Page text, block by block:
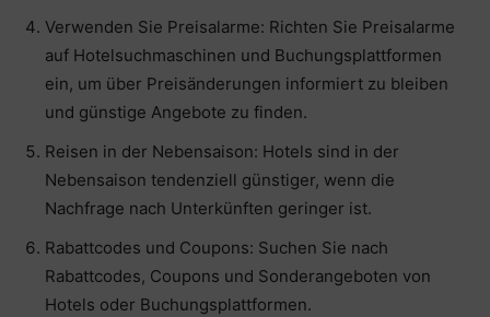
Verwenden Sie Preisalarme: Richten Sie Preisalarme
auf Hotelsuchmaschinen und Buchungsplattformen
ein, um über Preisänderungen informiert zu bleiben
und günstige Angebote zu finden.
Reisen in der Nebensaison: Hotels sind in der
Nebensaison tendenziell günstiger, wenn die
Nachfrage nach Unterkünften geringer ist.
Rabattcodes und Coupons: Suchen Sie nach
Rabattcodes, Coupons und Sonderangeboten von
Hotels oder Buchungsplattformen.